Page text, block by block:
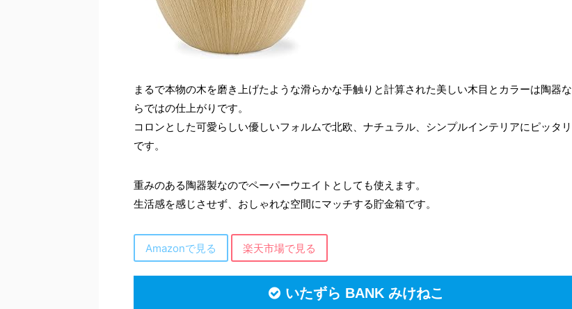
まるで本物の木を磨き上げたような滑らかな手触りと計算された美しい木目とカラーは陶器な
らではの仕上がりです。
コロンとした可愛らしい優しいフォルムで北欧、ナチュラル、シンプルインテリアにピッタリ
です。
重みのある陶器製なのでペーパーウエイトとしても使えます。
生活感を感じさせず、おしゃれな空間にマッチする貯金箱です。
Amazonで見る 楽天市場で見る
いたずら BANK みけねこ